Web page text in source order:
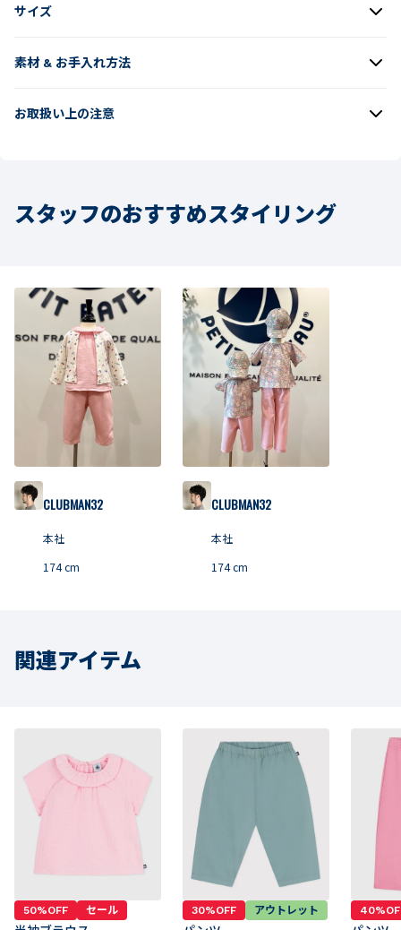
サイズ
素材 & お手入れ方法
お取扱い上の注意
スタッフのおすすめスタイリング
CLUBMAN32
本社
174cm
CLUBMAN32
本社
174cm
関連アイテム
50%OFF セール 30%OFF アウトレット